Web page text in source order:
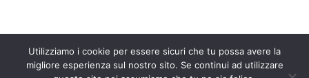
Utilizziamo i cookie per essere sicuri che tu possa avere la
migliore esperienza sul nostro sito. Se continui ad utilizzare